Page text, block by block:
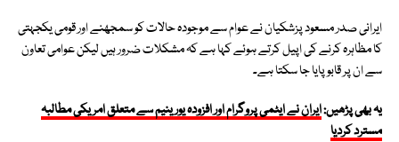
ایرانی صدر مسعود پزشکیان نے عوام سے موجودہ حالات کو سمجھنے اور قومی یکجہتی
کا مظاہرہ کرنے کی اپیل کرتے ہوئے کہا ہے کہ مشکلات ضرور ہیں لیکن عوامی تعاون
سے ان پر قابو پایا جا سکتا ہے۔
یہ بھی پڑھیں:ایران نے ایٹمی پروگرام اور افزودہ یورینیم سے متعلق امریکی مطالبہ
مسترد کردیا